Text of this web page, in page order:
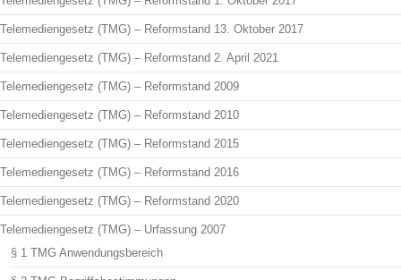
Telemediengesetz (TMG) – Reformstand 13. Oktober 2017
Telemediengesetz (TMG) – Reformstand 2. April 2021
Telemediengesetz (TMG) – Reformstand 2009
Telemediengesetz (TMG) – Reformstand 2010
Telemediengesetz (TMG) – Reformstand 2015
Telemediengesetz (TMG) – Reformstand 2016
Telemediengesetz (TMG) – Reformstand 2020
Telemediengesetz (TMG) – Urfassung 2007
§ 1 TMG Anwendungsbereich